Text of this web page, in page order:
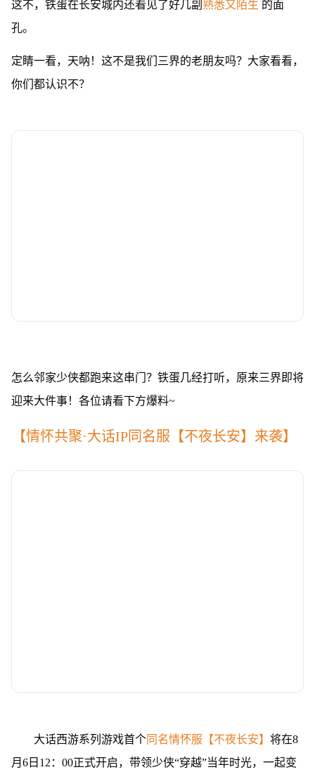
这不，铁蛋在长安城内还看见了好几副 熟悉又陌生 的面
孔。
定睛一看，天呐！这不是我们三界的老朋友吗？大家看看，
你们都认识不？
怎么邻家少侠都跑来这串门？铁蛋几经打听，原来三界即将
迎来大件事！各位请看下方爆料~
【情怀共聚·大话IP同名服【不夜长安】来袭】
大话西游系列游戏首个同名情怀服【不夜长安】 将在8
月6日12：00正式开启，带领少侠“穿越”当年时光，一起变